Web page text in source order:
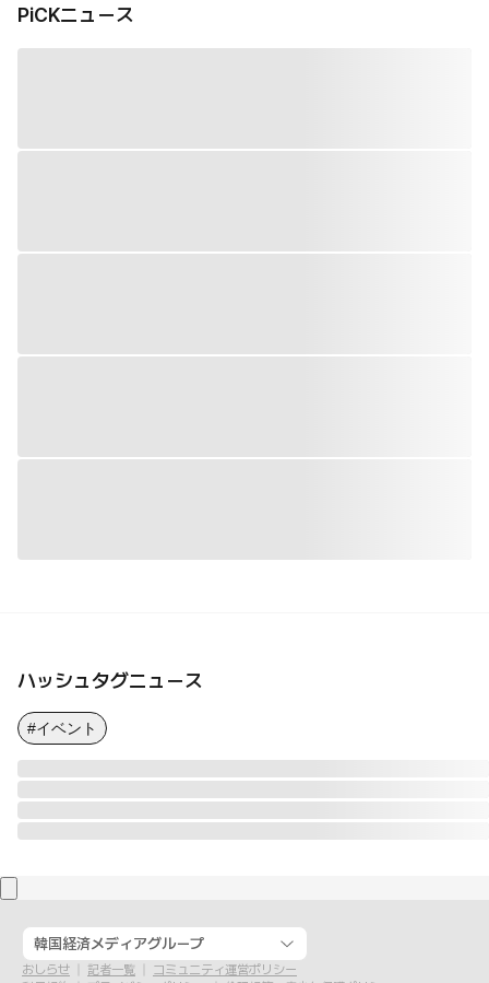
PiCKニュース
ハッシュタグニュース
#イベント
韓国経済メディアグループ
おしらせ 記者一覧
コミュニティ運営ポリシー